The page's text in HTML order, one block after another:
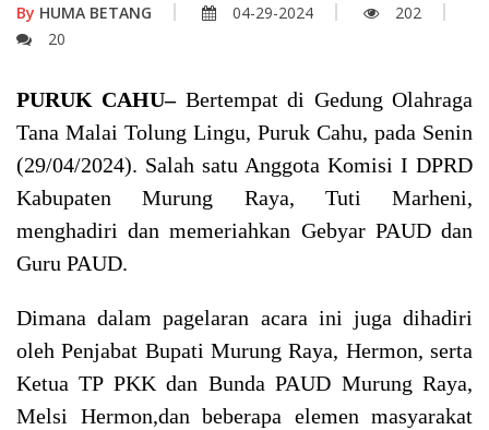
By HUMA BETANG 04-29-2024
202
20
PURUK CAHU– Bertempat di Gedung Olahraga
Tana Malai Tolung Lingu, Puruk Cahu, pada Senin
(29/04/2024). Salah satu Anggota Komisi I DPRD
Kabupaten Murung Raya, Tuti Marheni,
menghadiri dan memeriahkan Gebyar PAUD dan
Guru PAUD.
Dimana dalam pagelaran acara ini juga dihadiri
oleh Penjabat Bupati Murung Raya, Hermon, serta
Ketua TP PKK dan Bunda PAUD Murung Raya,
Melsi Hermon,dan beberapa elemen masyarakat